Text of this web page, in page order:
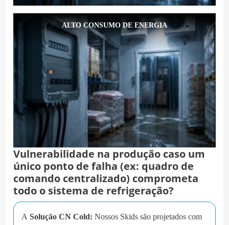
ALTO CONSUMO DE ENERGIA
Vulnerabilidade na produção caso um
único ponto de falha (ex: quadro de
comando centralizado) comprometa
todo o sistema de refrigeração?
A Solução CN Cold: Nossos Skids são projetados com